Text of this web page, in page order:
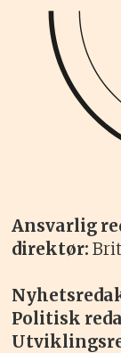
Ansvarlig
direktør:
Politisk